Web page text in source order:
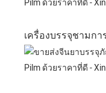
เครื่องบรรจุชามก